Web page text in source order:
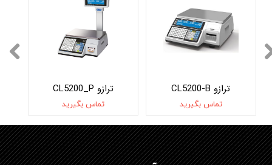
ترازو CL5200_P
تماس بگیرید
ترازو CL5200-B
تماس بگیرید